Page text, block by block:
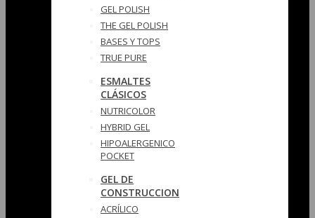
GEL POLISH
THE GEL POLISH
BASES Y‎ TOPS
TRUE PURE
ESMALTES
CLÁSICOS
NUTRICOLOR
HYBRID GEL
HIPOALERGENICO
POCKET
GEL DE
CONSTRUCCION
ACRÍLICO